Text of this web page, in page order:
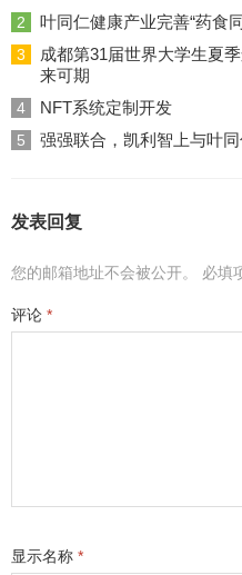
2 叶同仁健康产业完善“药食
3
成都第31届世界大学生夏
来可期
4 NFT系统定制开发
5 强强联合，凯利智上与叶
发表回复
您的邮箱地址不会被公开。 必填
评论 *
显示名称 *